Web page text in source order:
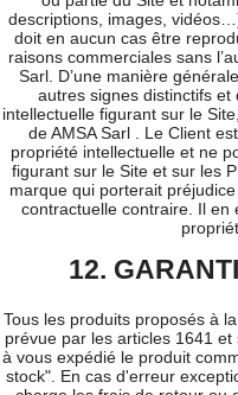
descriptions, images,
doit en aucun cas être
raisons commerciales sans
Sarl. D’une manière
autres signes distinctifs
intellectuelle figurant sur le
de AMSA Sarl . Le Client
propriété intellectuelle et ne
figurant sur le Site et sur les
marque qui porterait
contractuelle contraire. Il en
12.
Tous les produits proposés à
prévue par les articles 1641
à vous expédié le produit
stock". En cas d'erreur